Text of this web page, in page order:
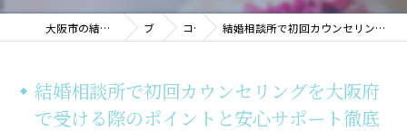
大阪市の結婚相談所ならハイビスカス ブログ コラム 結婚相談所で初回カウンセリングを大阪府で受ける際のポイントと安心サポート徹底解説
結婚相談所で初回カウンセリングを大阪府
で受ける際のポイントと安心サポート徹底